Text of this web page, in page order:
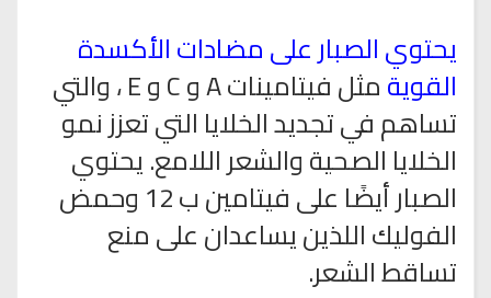
يحتوي الصبار على مضادات الأكسدة
القوية مثل فيتامينات A و C و E ، والتي
تساهم في تجديد الخلايا التي تعزز نمو
الخلايا الصحية والشعر اللامع. يحتوي
الصبار أيضًا على فيتامين ب 12 وحمض
الفوليك اللذين يساعدان على منع
تساقط الشعر.